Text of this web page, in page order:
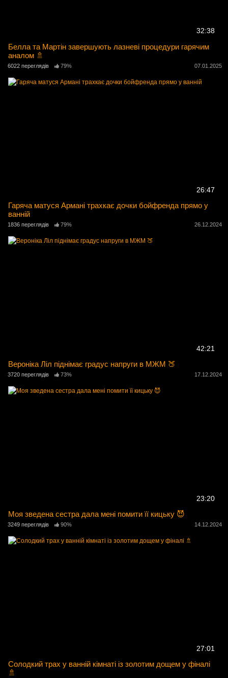
32:38
Белла та Мартін завершують лазневі процедури гарячим
аналом 🚿
6022 переглядів 79% 07.01.2025
26:47
Гаряча матуся Армані трахкає дочки бойфренда прямо у
ванній
1836 переглядів 79% 26.12.2024
42:21
Вероніка Ліл піднімає градус напруги в МЖМ 🍑
3720 переглядів 73% 17.12.2024
23:20
Моя зведена сестра дала мені помити її кицьку 😈
3249 переглядів 90% 14.12.2024
27:01
Солодкий трах у ванній кімнаті із золотим дощем у фіналі
🚿